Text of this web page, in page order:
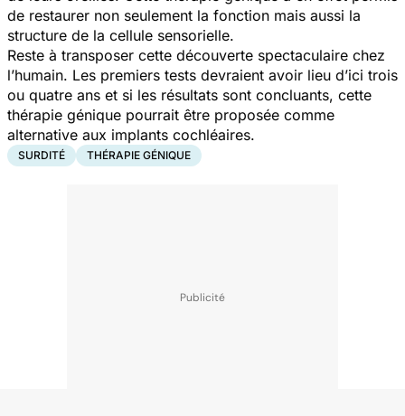
de restaurer non seulement la fonction mais aussi la
structure de la cellule sensorielle.
Reste à transposer cette découverte spectaculaire chez
l’humain. Les premiers tests devraient avoir lieu d’ici trois
ou quatre ans et si les résultats sont concluants, cette
thérapie génique pourrait être proposée comme
alternative aux implants cochléaires.
SURDITÉ THÉRAPIE GÉNIQUE